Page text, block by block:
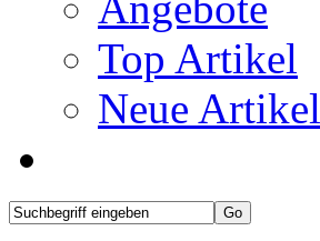
Top Artikel
Neue Artikel